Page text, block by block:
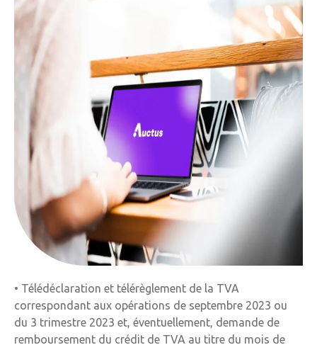
• Télédéclaration et télérèglement de la TVA
correspondant aux opérations de septembre 2023 ou
du 3 trimestre 2023 et, éventuellement, demande de
remboursement du crédit de TVA au titre du mois de